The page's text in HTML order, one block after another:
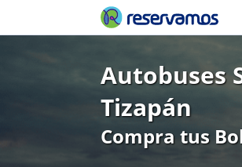
Autobuses
Tizapán
Compra tus